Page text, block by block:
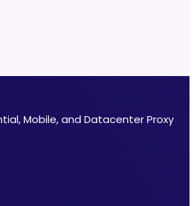
Mobile, and Datacenter Proxy